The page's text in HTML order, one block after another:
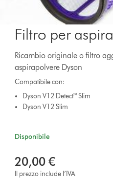
Filtro per
Ricambio originale o filtro
aspirapolvere Dyson
Compatibile con:
Dyson V12 Detect™ Slim
Dyson V12 Slim
Disponibile
20,00 €
Il prezzo include l’IVA